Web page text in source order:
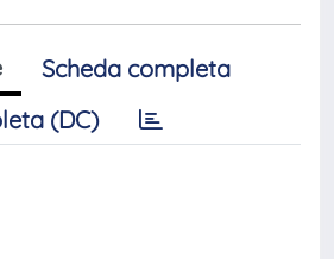
Scheda completa
(DC)